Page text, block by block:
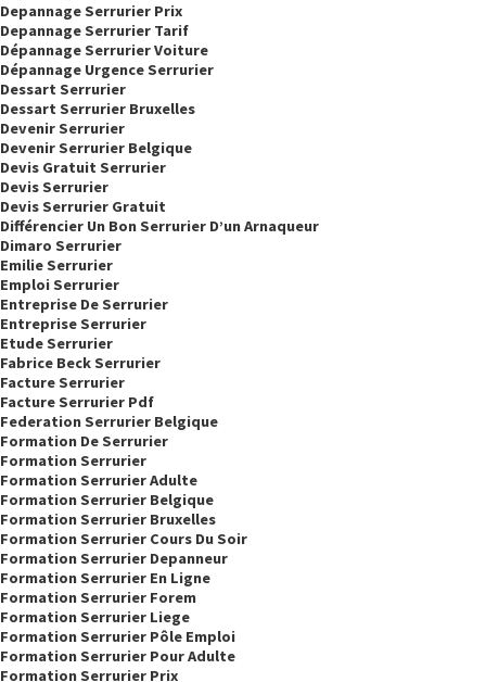
Depannage Serrurier Prix
Depannage Serrurier Tarif
Dépannage Serrurier Voiture
Dépannage Urgence Serrurier
Dessart Serrurier
Dessart Serrurier Bruxelles
Devenir Serrurier
Devenir Serrurier Belgique
Devis Gratuit Serrurier
Devis Serrurier
Devis Serrurier Gratuit
Différencier Un Bon Serrurier D’un Arnaqueur
Dimaro Serrurier
Emilie Serrurier
Emploi Serrurier
Entreprise De Serrurier
Entreprise Serrurier
Etude Serrurier
Fabrice Beck Serrurier
Facture Serrurier
Facture Serrurier Pdf
Federation Serrurier Belgique
Formation De Serrurier
Formation Serrurier
Formation Serrurier Adulte
Formation Serrurier Belgique
Formation Serrurier Bruxelles
Formation Serrurier Cours Du Soir
Formation Serrurier Depanneur
Formation Serrurier En Ligne
Formation Serrurier Forem
Formation Serrurier Liege
Formation Serrurier Pôle Emploi
Formation Serrurier Pour Adulte
Formation Serrurier Prix